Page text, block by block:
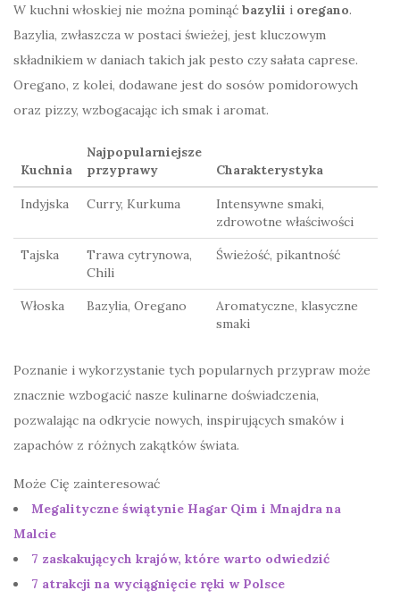
W kuchni włoskiej nie można pominąć bazylii i oregano.
Bazylia, zwłaszcza w postaci świeżej, jest kluczowym
składnikiem w daniach takich jak pesto czy sałata caprese.
Oregano, z kolei, dodawane jest do sosów pomidorowych
oraz pizzy, wzbogacając ich smak i aromat.
Kuchnia
Najpopularniejsze
przyprawy
Charakterystyka
Indyjska Curry, Kurkuma
Intensywne smaki,
zdrowotne właściwości
Tajska
Trawa cytrynowa,
Chili
Świeżość, pikantność
Włoska Bazylia, Oregano
Aromatyczne, klasyczne
smaki
Poznanie i wykorzystanie tych popularnych przypraw może
znacznie wzbogacić nasze kulinarne doświadczenia,
pozwalając na odkrycie nowych, inspirujących smaków i
zapachów z różnych zakątków świata.
Może Cię zainteresować
Megalityczne świątynie Hagar Qim i Mnajdra na
Malcie
7 zaskakujących krajów, które warto odwiedzić
7 atrakcji na wyciągnięcie ręki w Polsce